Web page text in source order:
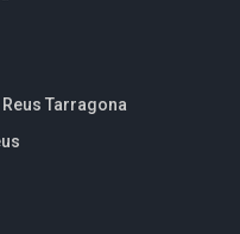
Tarragona